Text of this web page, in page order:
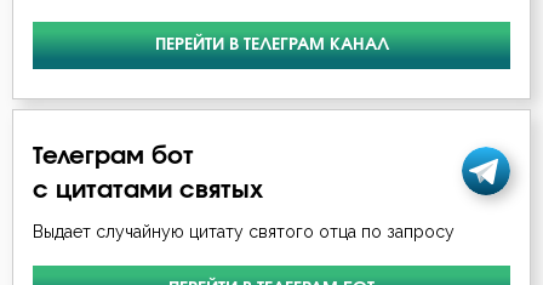
Крест
Лень
Лицемерие
ПЕРЕЙТИ В ТЕЛЕГРАМ КАНАЛ
Телеграм бот
с цитатами святых
Выдает случайную цитату святого отца по запросу